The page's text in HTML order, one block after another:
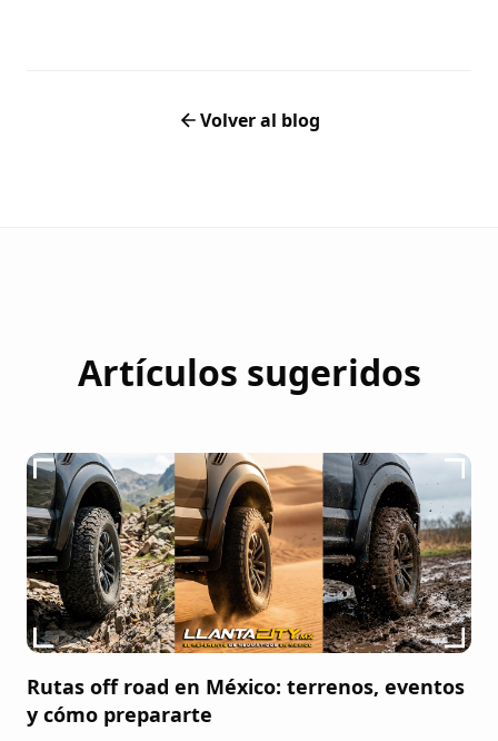
Volver al blog
Artículos sugeridos
Rutas off road en México: terrenos, eventos
y cómo prepararte